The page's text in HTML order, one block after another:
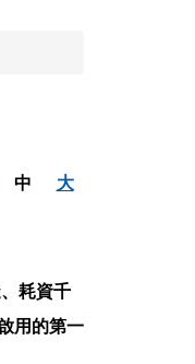
中 大
耗資千
用的第一